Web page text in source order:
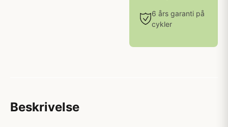
6 års garanti på
cykler
Beskrivelse